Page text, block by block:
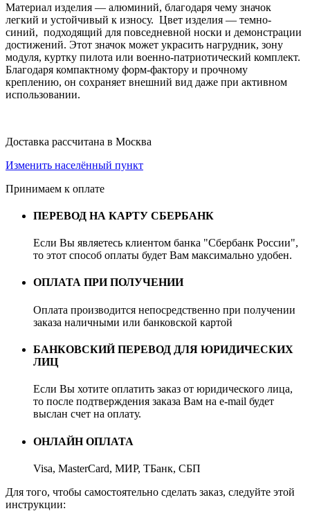
Материал изделия — алюминий, благодаря чему значок
легкий и устойчивый к износу. Цвет изделия — темно-
синий, подходящий для повседневной носки и демонстрации
достижений. Этот значок может украсить нагрудник, зону
модуля, куртку пилота или военно-патриотический комплект.
Благодаря компактному форм-фактору и прочному
креплению, он сохраняет внешний вид даже при активном
использовании.
Доставка рассчитана в Москва
Изменить населённый пункт
Принимаем к оплате
ПЕРЕВОД НА КАРТУ СБЕРБАНК
Если Вы являетесь клиентом банка "Сбербанк России",
то этот способ оплаты будет Вам максимально удобен.
ОПЛАТА ПРИ ПОЛУЧЕНИИ
Оплата производится непосредственно при получении
заказа наличными или банковской картой
БАНКОВСКИЙ ПЕРЕВОД ДЛЯ ЮРИДИЧЕСКИХ
ЛИЦ
Если Вы хотите оплатить заказ от юридического лица,
то после подтверждения заказа Вам на e-mail будет
выслан счет на оплату.
ОНЛАЙН ОПЛАТА
Visa, MasterCard, МИР, ТБанк, СБП
Для того, чтобы самостоятельно сделать заказ, следуйте этой
инструкции: